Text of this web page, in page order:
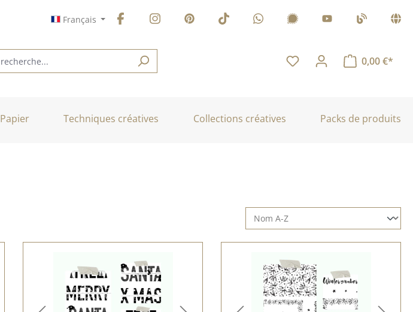
Français
0,00 €*
Papier Techniques créatives Collections créatives Packs de produits